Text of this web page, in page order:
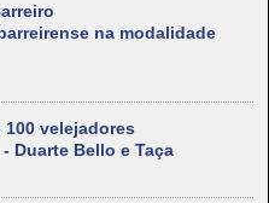
na modalidade
100 velejadores
Duarte Bello e Taça